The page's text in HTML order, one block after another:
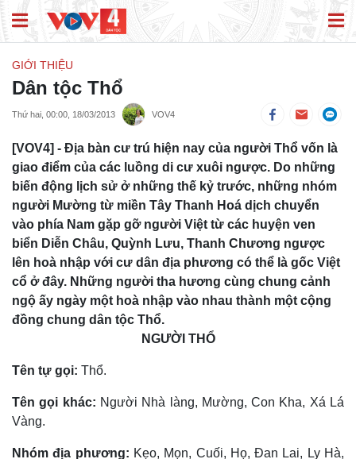
GIỚI THIỆU
Dân tộc Thổ
Thứ hai, 00:00, 18/03/2013 VOV4
[VOV4] - Ðịa bàn cư trú hiện nay của người Thổ vốn là
giao điểm của các luồng di cư xuôi ngược. Do những
biến động lịch sử ở những thế kỷ trước, những nhóm
người Mường từ miền Tây Thanh Hoá dịch chuyển
vào phía Nam gặp gỡ người Việt từ các huyện ven
biển Diễn Châu, Quỳnh Lưu, Thanh Chương ngược
lên hoà nhập với cư dân địa phương có thể là gốc Việt
cổ ở đây. Những người tha hương cùng chung cảnh
ngộ ấy ngày một hoà nhập vào nhau thành một cộng
đồng chung dân tộc Thổ.
NGƯỜI THỔ
Tên tự gọi: Thổ.
Tên gọi khác: Người Nhà làng, Mường, Con Kha, Xá Lá
Vàng.
Nhóm địa phương: Kẹo, Mọn, Cuối, Họ, Ðan Lai, Ly Hà,